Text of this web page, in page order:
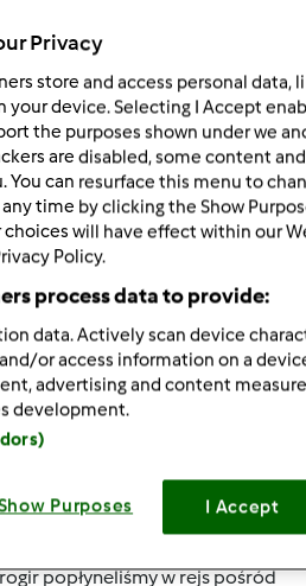
Dołączył : 24.08.2012
#7
pecha to w drewnianym kościele
mnie podobnie
na tydzień
nogę w kostce. :O pogotowie i
tygodnie.
Ale furteczka się
albo stabilizator ,no to
w deszczu.Maj w
więc codziennie przepadało
,ale było ciepło.Chodziłam na
na wszelki
jest piękna zwiedziłam
którym mieliśmy
popłyneliśmy w rejs pośród
Privacy
store and access personal data,
your device. Selecting I Accept
the purposes shown under we
are disabled, some content
You can resurface this menu to
time by clicking the Show
choices will have effect within our
Policy.
process data to provide:
data. Actively scan device
or access information on a
advertising and content
development.
Purposes I Accept